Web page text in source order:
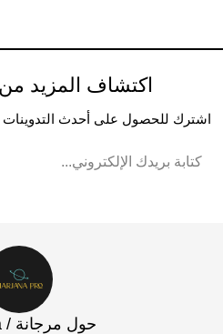
اكتشاف المزيد من Marjana Pro
اشترك للحصول على أحدث التدوينات
حول مرجانة / Marjana